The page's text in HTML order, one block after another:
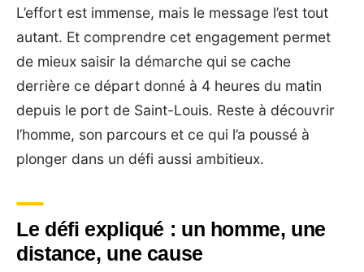
L’effort est immense, mais le message l’est tout
autant. Et comprendre cet engagement permet
de mieux saisir la démarche qui se cache
derrière ce départ donné à 4 heures du matin
depuis le port de Saint-Louis. Reste à découvrir
l’homme, son parcours et ce qui l’a poussé à
plonger dans un défi aussi ambitieux.
Le défi expliqué : un homme, une
distance, une cause